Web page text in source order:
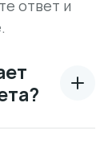
ответ и